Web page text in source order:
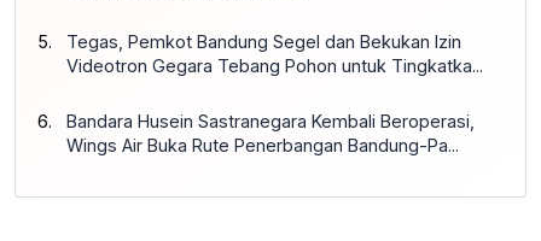
Tegas, Pemkot Bandung Segel dan Bekukan Izin
Videotron Gegara Tebang Pohon untuk Tingkatka...
Bandara Husein Sastranegara Kembali Beroperasi,
Wings Air Buka Rute Penerbangan Bandung-Pa...